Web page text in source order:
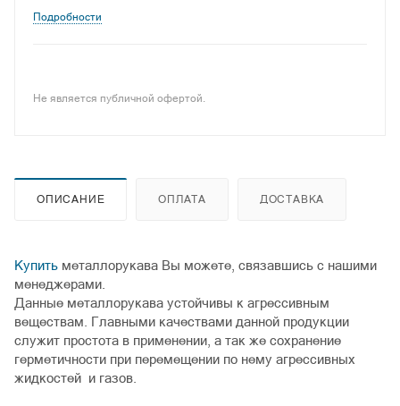
Подробности
Не является публичной офертой.
ОПИСАНИЕ ОПЛАТА ДОСТАВКА
Купить металлорукава Вы можете, связавшись с нашими
менеджерами.
Данные металлорукава устойчивы к агрессивным
веществам. Главными качествами данной продукции
служит простота в применении, а так же сохранение
герметичности при перемещении по нему агрессивных
жидкостей и газов.